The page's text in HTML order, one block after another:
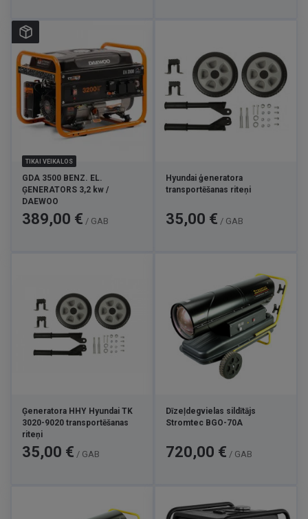
TIKAI VEIKALOS
GDA 3500 BENZ. EL.
ĢENERATORS 3,2 kw /
DAEWOO
Cena
389,00 € / GAB
Hyundai ģeneratora
transportēšanas riteņi
Cena
35,00 € / GAB
Ģeneratora HHY Hyundai TK
3020-9020 transportēšanas
riteņi
Cena
35,00 € / GAB
Dīzeļdegvielas sildītājs
Stromtec BGO-70A
Cena
720,00 € / GAB